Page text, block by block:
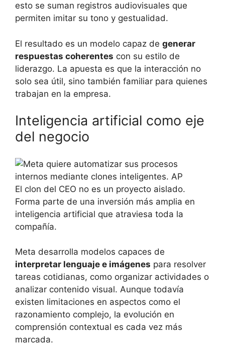
esto se suman registros audiovisuales que
permiten imitar su tono y gestualidad.
El resultado es un modelo capaz de generar
respuestas coherentes con su estilo de
liderazgo. La apuesta es que la interacción no
solo sea útil, sino también familiar para quienes
trabajan en la empresa.
Inteligencia artificial como eje
del negocio
El clon del CEO no es un proyecto aislado.
Forma parte de una inversión más amplia en
inteligencia artificial que atraviesa toda la
compañía.
Meta desarrolla modelos capaces de
interpretar lenguaje e imágenes para resolver
tareas cotidianas, como organizar actividades o
analizar contenido visual. Aunque todavía
existen limitaciones en aspectos como el
razonamiento complejo, la evolución en
comprensión contextual es cada vez más
marcada.